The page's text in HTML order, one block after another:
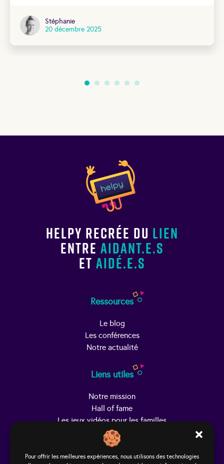
Pour offrir les meilleures expériences, nous utilisons des technologies
Stéphanie
20 décembre 2025
Helpy recrée du lien
entre aidant.e.s
et aidé.e.s
Ressources
Le blog
Les conférences
Notre actualité
Liens utiles
Notre mission
Hall of fame
Les jeux vidéos pour les familles
Trouver Helpy